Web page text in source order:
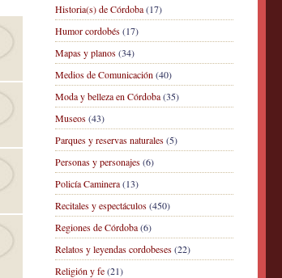
Historia(s) de Córdoba(17)
Humor cordobés(17)
Mapas y planos(34)
Medios de Comunicación (40)
Moda y belleza en Córdoba(35)
Museos(43)
Parques y reservas naturales(5)
Personas y personajes(6)
Policía Caminera(13)
Recitales y espectáculos(450)
Regiones de Córdoba(6)
Relatos y leyendas cordobeses(22)
Religión y fe(21)